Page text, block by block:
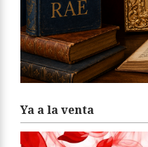
Ya a la venta